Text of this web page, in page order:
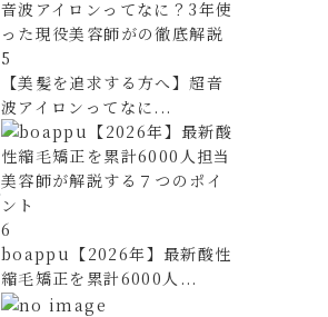
5
【美髪を追求する方へ】超音
波アイロンってなに...
6
boappu【2026年】最新酸性
縮毛矯正を累計6000人...